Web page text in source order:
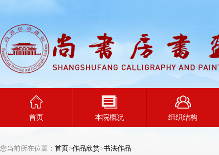
首页 本院概况 组织结构
您当前所在位置： 首页>作品欣赏>书法作品